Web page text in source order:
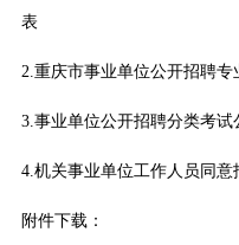
表
2.重庆市事业单位公开招聘专
3.事业单位公开招聘分类考试
4.机关事业单位工作人员同意
附件下载：